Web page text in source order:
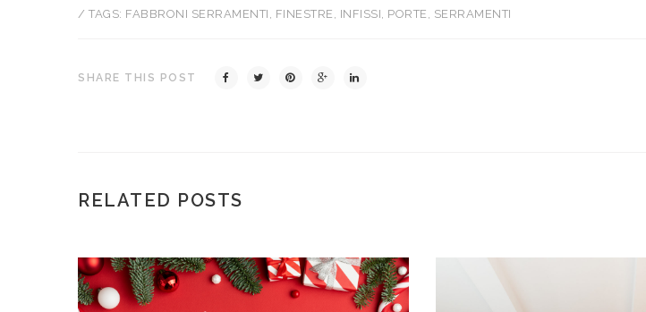
/ TAGS: FABBRONI SERRAMENTI , FINESTRE , INFISSI, PORTE , SERRAMENTI
SHARE THIS POST
RELATED POSTS